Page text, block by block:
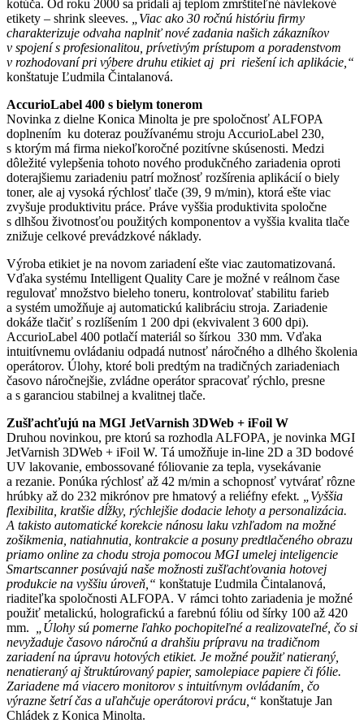
kotúča. Od roku 2000 sa pridali aj teplom zmrštiteľné návlekové
etikety – shrink sleeves.
„Viac ako 30 ročnú históriu firmy
charakterizuje odvaha naplniť nové zadania našich zákazníkov
v spojení s profesionalitou, prívetivým prístupom a poradenstvom
v rozhodovaní pri výbere druhu etikiet aj pri riešení ich aplikácie,“
konštatuje Ľudmila Čintalanová.
AccurioLabel 400 s bielym tonerom
Novinka z dielne Konica Minolta je pre spoločnosť ALFOPA
doplnením ku doteraz používanému stroju AccurioLabel 230,
s ktorým má firma niekoľkoročné pozitívne skúsenosti. Medzi
dôležité vylepšenia tohoto nového produkčného zariadenia oproti
doterajšiemu zariadeniu patrí možnosť rozšírenia aplikácií o biely
toner, ale aj vysoká rýchlosť tlače (39, 9 m/min), ktorá ešte viac
zvyšuje produktivitu práce. Práve vyššia produktivita spoločne
s dlhšou životnosťou použitých komponentov a vyššia kvalita tlače
znižuje celkové prevádzkové náklady.
Výroba etikiet je na novom zariadení ešte viac zautomatizovaná.
Vďaka systému Intelligent Quality Care je možné v reálnom čase
regulovať množstvo bieleho toneru, kontrolovať stabilitu farieb
a systém umožňuje aj automatickú kalibráciu stroja. Zariadenie
dokáže tlačiť s rozlíšením 1 200 dpi (ekvivalent 3 600 dpi).
AccurioLabel 400 potlačí materiál so šírkou 330 mm. Vďaka
intuitívnemu ovládaniu odpadá nutnosť náročného a dlhého školenia
operátorov. Úlohy, ktoré boli predtým na tradičných zariadeniach
časovo náročnejšie, zvládne operátor spracovať rýchlo, presne
a s garanciou stabilnej a kvalitnej tlače.
Zušľachťujú na MGI JetVarnish 3DWeb + iFoil W
Druhou novinkou, pre ktorú sa rozhodla ALFOPA, je novinka MGI
JetVarnish 3DWeb + iFoil W. Tá umožňuje in-line 2D a 3D bodové
UV lakovanie, embossované fóliovanie za tepla, vysekávanie
a rezanie. Ponúka rýchlosť až 42 m/min a schopnosť vytvárať rôzne
hrúbky až do 232 mikrónov pre hmatový a reliéfny efekt. „Vyššia
flexibilita, kratšie dĺžky, rýchlejšie dodacie lehoty a personalizácia.
A takisto automatické korekcie nánosu laku vzhľadom na možné
zošikmenia, natiahnutia, kontrakcie a posuny predtlačeného obrazu
priamo online za chodu stroja pomocou MGI umelej inteligencie
Smartscanner posúvajú naše možnosti zušľachťovania hotovej
produkcie na vyššiu úroveň,“ konštatuje Ľudmila Čintalanová,
riaditeľka spoločnosti ALFOPA. V rámci tohto zariadenia je možné
použiť metalickú, holografickú a farebnú fóliu od šírky 100 až 420
mm.
„Úlohy sú pomerne ľahko pochopiteľné a realizovateľné, čo si
nevyžaduje časovo náročnú a drahšiu prípravu na tradičnom
zariadení na úpravu hotových etikiet. Je možné použiť natieraný,
nenatieraný aj štruktúrovaný papier, samolepiace papiere či fólie.
Zariadene má viacero monitorov s intuitívnym ovládaním, čo
výrazne šetrí čas a uľahčuje operátorovi prácu,“ konštatuje Jan
Chládek z Konica Minolta.